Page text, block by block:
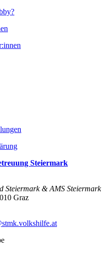
Steiermark
Steiermark & AMS Steiermark
Graz